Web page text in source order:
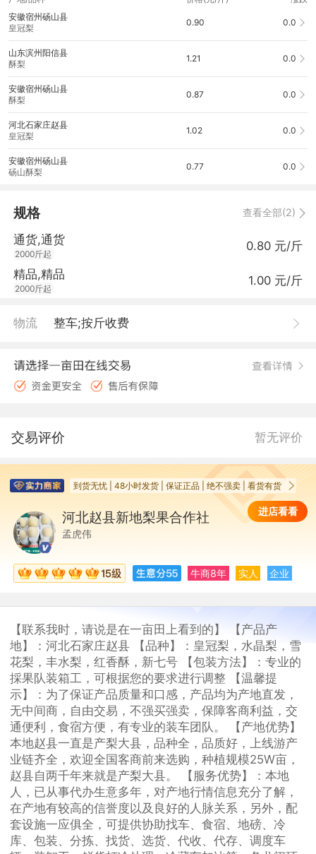
安徽宿州砀山县
皇冠梨
0.90 0.0
山东滨州阳信县
酥梨
1.21 0.0
安徽宿州砀山县
酥梨
0.87 0.0
河北石家庄赵县
皇冠梨
1.02 0.0
安徽宿州砀山县
砀山酥梨
0.77 0.0
规格 查看全部(2)
通货,通货
2000斤起
0.80 元/斤
精品,精品
2000斤起
1.00 元/斤
物流 整车;按斤收费
交易评价 暂无评价
到货无忧 | 48小时发货 | 保证正品 | 绝不强卖 | 看货有货
河
河北赵县新地梨果合作社
孟虎伟
进店看看
牛商8年 实人 企业
【联系我时，请说是在一亩田上看到的】 【产品产
地】：河北石家庄赵县 【品种】：皇冠梨，水晶梨，雪
花梨，丰水梨，红香酥，新七号 【包装方法】：专业的
採果队装箱工，可根据您的要求进行调整 【温馨提
示】：为了保证产品质量和口感，产品均为产地直发，
无中间商，自由交易，不强买强卖，保障客商利益，交
通便利，食宿方便，有专业的装车团队。 【产地优势】
本地赵县一直是产梨大县，品种全，品质好，上线游产
业链齐全，欢迎全国客商前来选购，种植规模25W亩，
赵县自两千年来就是产梨大县。 【服务优势】：本地
人，已从事代办生意多年，对产地行情信息充分了解，
在产地有较高的信誉度以及良好的人脉关系，另外，配
套设施一应俱全，可提供协助找车、食宿、地磅、冷
库、包装、分拣、找货、选货、代收、代存、调度车